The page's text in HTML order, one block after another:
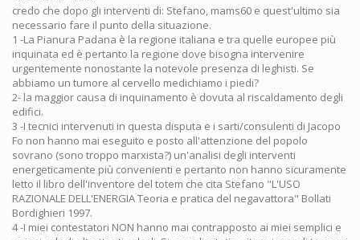
credo che dopo gli interventi di: Stefano, mams60 e quest'ultimo sia
necessario fare il punto della situazione.
1 -La Pianura Padana è la regione italiana e tra quelle europee più
inquinata ed è pertanto la regione dove bisogna intervenire
urgentemente nonostante la notevole presenza di leghisti. Se
abbiamo un tumore al cervello medichiamo i piedi?
2- la maggior causa di inquinamento è dovuta al riscaldamento degli
edifici.
3 -I tecnici intervenuti in questa disputa e i sarti/consulenti di Jacopo
Fo non hanno mai eseguito e posto all'attenzione del popolo
sovrano (sono troppo marxista?) un'analisi degli interventi
energeticamente più convenienti e pertanto non hanno sicuramente
letto il libro dell'inventore del totem che cita Stefano "L'USO
RAZIONALE DELL'ENERGIA Teoria e pratica del negavattora" Bollati
Bordighieri 1997.
4 -I miei contestatori NON hanno mai contrapposto ai miei semplici e